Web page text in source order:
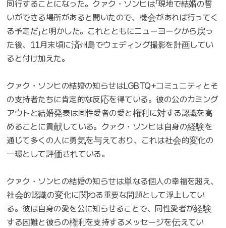
同行することになった。クァク・ソンヒは「現地で結婚の誓
いができる場所があると聞いたので、機会があれば行ってく
る予定だ」と明かした。これとともにニューヨークから戻っ
た後、11月末頃に済州島でウェディング撮影を計画してい
ると付け加えた。
クァク・ソンヒの結婚の知らせはLGBTQ+コミュニティとそ
の支持者たちに肯定的な反応を得ている。彼の公のカミング
アウトと結婚発表は同性愛者の愛と権利に対する認識を高
めることに貢献している。クァク・ソンヒは自身の経験を
通じて多くの人に勇気を与えており、これは社会的変化の
一環として評価されている。
クァク・ソンヒの結婚の知らせは単なる個人の幸福を超え、
社会的認識の変化に関わる重要な問題として浮上してい
る。彼は自身の愛を公に知らせることで、同性愛者が経験
する困難と彼らの権利を支持するメッセージを伝えてい